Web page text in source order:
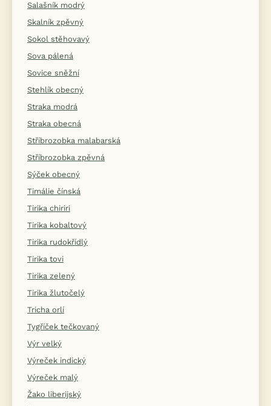
Salašník modrý
Skalník zpěvný
Sokol stěhovavý
Sova pálená
Sovice sněžní
Stehlík obecný
Straka modrá
Straka obecná
Stříbrozobka malabarská
Stříbrozobka zpěvná
Sýček obecný
Timálie čínská
Tirika chiriri
Tirika kobaltový
Tirika rudokřídlý
Tirika tovi
Tirika zelený
Tirika žlutočelý
Tricha orlí
Tygříček tečkovaný
Výr velký
Výreček indický
Výreček malý
Žako liberijský